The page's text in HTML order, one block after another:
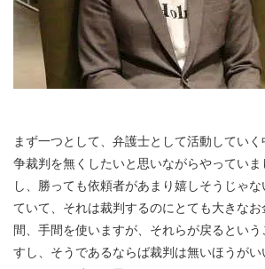
まず一つとして、弁護士として活動してい
争裁判を無くしたいと思いながらやってい
し、勝っても依頼者があまり嬉しそうじゃ
ていて、それは裁判するのにとても大きな
間、手間を使いますが、それらが戻るとい
すし、そうであるならば裁判は無いほうが